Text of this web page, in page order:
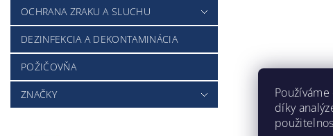
OCHRANA ZRAKU A SLUCHU
DEZINFEKCIA A DEKONTAMINÁCIA
POŽIČOVŇA
ZNAČKY
díky